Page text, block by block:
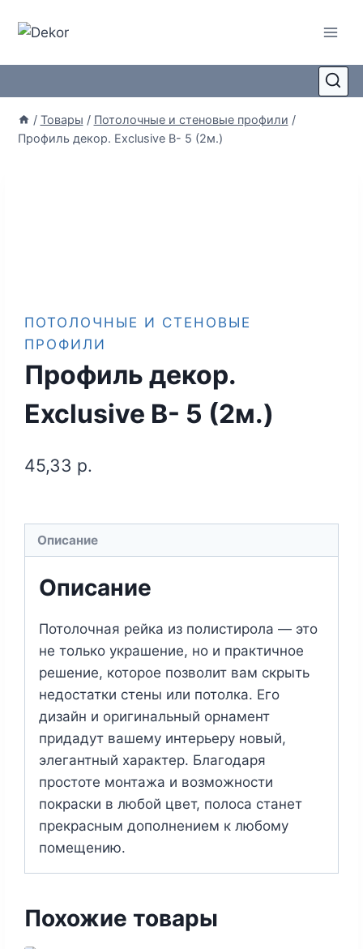
/ Товары / Потолочные и стеновые профили /
Профиль декор. Exclusive B- 5 (2м.)
ПОТОЛОЧНЫЕ И СТЕНОВЫЕ
ПРОФИЛИ
Профиль декор.
Exclusive B- 5 (2м.)
45,33 р.
Описание
Описание
Потолочная рейка из полистирола — это
не только украшение, но и практичное
решение, которое позволит вам скрыть
недостатки стены или потолка. Его
дизайн и оригинальный орнамент
придадут вашему интерьеру новый,
элегантный характер. Благодаря
простоте монтажа и возможности
покраски в любой цвет, полоса станет
прекрасным дополнением к любому
помещению.
Похожие товары